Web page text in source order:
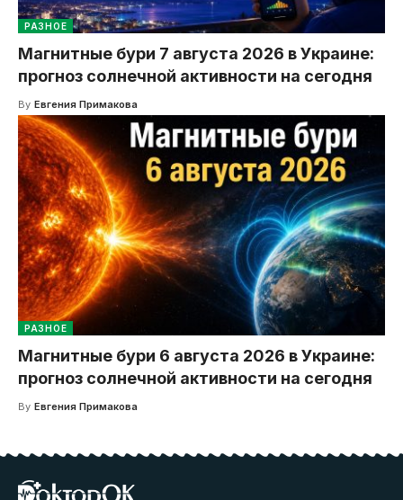
РАЗНОЕ
Магнитные бури 7 августа 2026 в Украине:
прогноз солнечной активности на сегодня
By Евгения Примакова
РАЗНОЕ
Магнитные бури 6 августа 2026 в Украине:
прогноз солнечной активности на сегодня
By Евгения Примакова